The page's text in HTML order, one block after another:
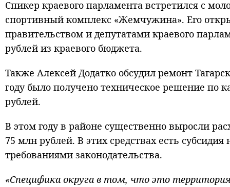
Спикер краевого парламента встретился с
спортивный комплекс «Жемчужина». Его
правительством и депутатами краевого
рублей из краевого бюджета.
Также Алексей Додатко обсудил ремонт
году было получено техническое решение по
рублей.
В этом году в районе существенно выросли
75 млн рублей. В этих средствах есть
требованиями законодательства.
«Специфика округа в том, что это